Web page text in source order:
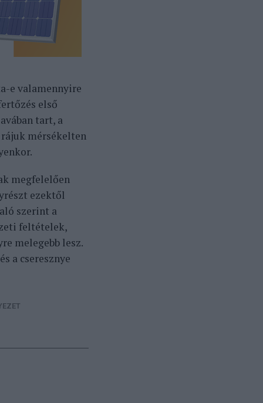
e valamennyire
első
tart, a
mérsékelten
megfelelően
ezektől
szerint a
feltételek,
melegebb lesz.
a cseresznye